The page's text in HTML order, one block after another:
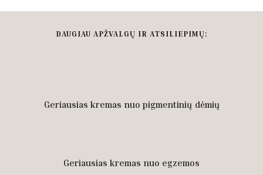
DAUGIAU APŽVALGŲ IR ATSILIEPIMŲ:
Geriausias kremas nuo pigmentinių dėmių
Geriausias kremas nuo egzemos